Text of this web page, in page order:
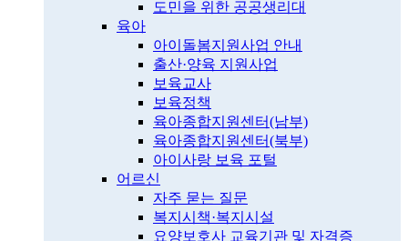
도민을 위한 공공생리대
육아
아이돌봄지원사업 안내
출산·양육 지원사업
보육교사
보육정책
육아종합지원센터(남부)
육아종합지원센터(북부)
아이사랑 보육 포털
어르신
자주 묻는 질문
복지시책·복지시설
요양보호사 교육기관 및 자격증